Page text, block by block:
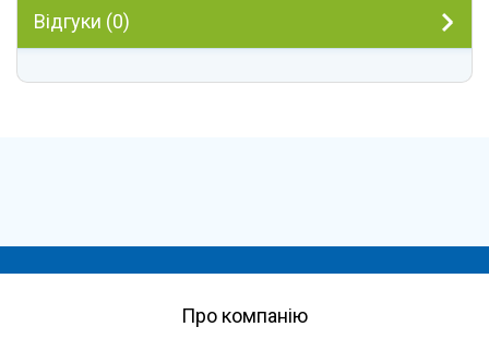
Відгуки (0)
Про компанію